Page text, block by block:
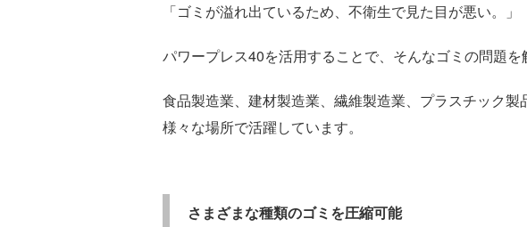
「ゴミが溢れ出ているため、不衛生で見た目が悪い。」
パワープレス40を活用することで、そんなゴミの問題を
食品製造業、建材製造業、繊維製造業、プラスチック製
様々な場所で活躍しています。
さまざまな種類のゴミを圧縮可能